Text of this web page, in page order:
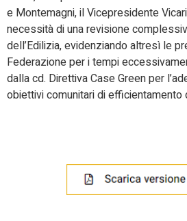
e Montemagni, il Vicepresidente
necessità di una revisione
dell’Edilizia, evidenziando altresì le
Federazione per i tempi
dalla cd. Direttiva Case Green per
obiettivi comunitari di efficientamento